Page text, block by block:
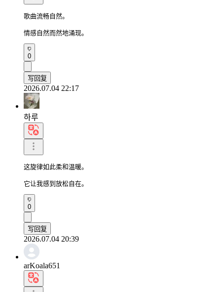
歌曲流畅自然。
情感自然而然地涌现。
0
写回复
2026.07.04 22:17
하루
这旋律如此柔和温暖。
它让我感到放松自在。
0
写回复
2026.07.04 20:39
arKoala651